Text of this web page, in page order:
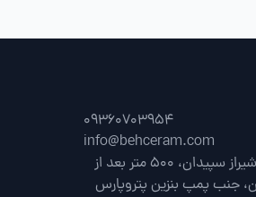
09360703954
info@behceram.com
فارس، شیراز، جاده شیراز سپیدان، 500 متر بعد از
جنب پمپ بنزین پتروپارس